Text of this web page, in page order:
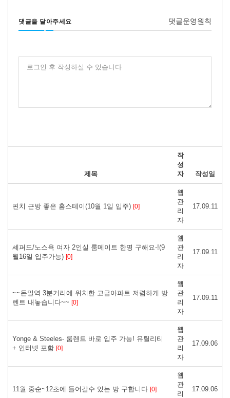
댓글을 달아주세요 댓글운영원칙
로그인 후 작성하실 수 있습니다
제목
작
성
자
작성일
핀치 근방 좋은 홈스테이(10월 1일 입주) [0]
웹
관
리
자
17.09.11
셰퍼드/노스욕 여자 2인실 룸메이트 한명 구해요-!(9
월16일 입주가능) [0]
웹
관
리
자
17.09.11
~~돈밀역 3분거리에 위치한 고급아파트 저렴하게 방
렌트 내놓습니다~~ [0]
웹
관
리
자
17.09.11
Yonge & Steeles- 룸렌트 바로 입주 가능! 유틸리티
+ 인터넷 포함 [0]
웹
관
리
자
17.09.06
11월 중순~12초에 들어갈수 있는 방 구합니다 [0]
웹
관
리
17.09.06